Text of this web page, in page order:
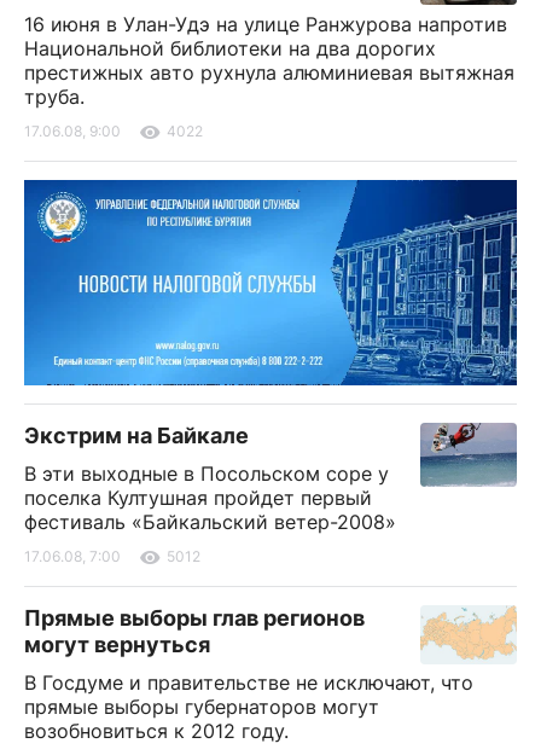
16 июня в Улан-Удэ на улице Ранжурова напротив
Национальной библиотеки на два дорогих
престижных авто рухнула алюминиевая вытяжная
труба.
17.06.08, 9:00 4022
Экстрим на Байкале
В эти выходные в Посольском соре у
поселка Култушная пройдет первый
фестиваль «Байкальский ветер-2008»
17.06.08, 7:00 5012
Прямые выборы глав регионов
могут вернуться
В Госдуме и правительстве не исключают, что
прямые выборы губернаторов могут
возобновиться к 2012 году.